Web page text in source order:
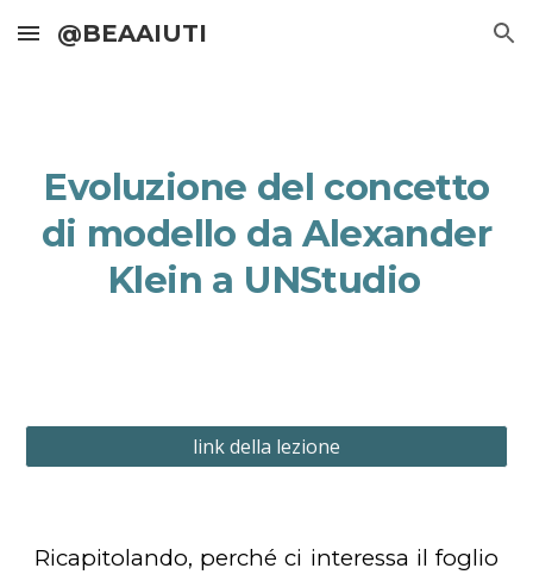
Skip to main content Skip to navigation
@BEAAIUTI
Evoluzione del concetto
di modello da Alexander
Klein a UNStudio
link della lezione
Ricapitolando, perché ci interessa il foglio